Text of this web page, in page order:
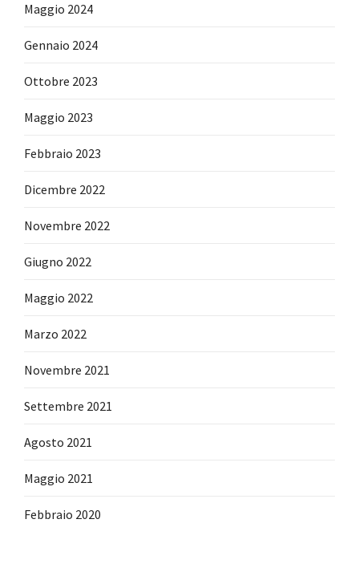
Maggio 2024
Gennaio 2024
Ottobre 2023
Maggio 2023
Febbraio 2023
Dicembre 2022
Novembre 2022
Giugno 2022
Maggio 2022
Marzo 2022
Novembre 2021
Settembre 2021
Agosto 2021
Maggio 2021
Febbraio 2020